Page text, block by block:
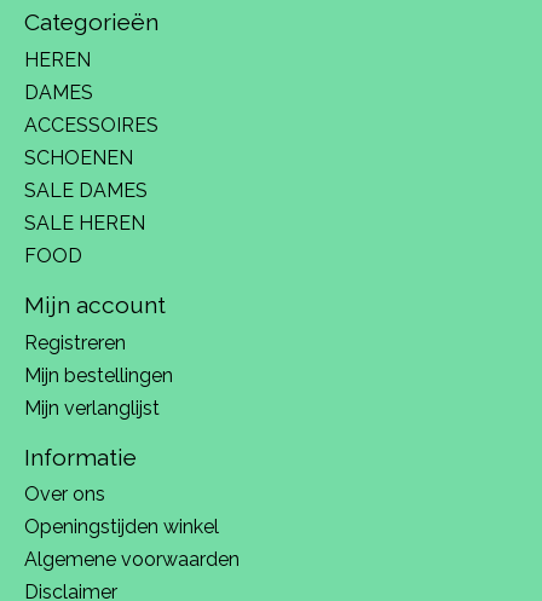
Categorieën
HEREN
DAMES
ACCESSOIRES
SCHOENEN
SALE DAMES
SALE HEREN
FOOD
Mijn account
Registreren
Mijn bestellingen
Mijn verlanglijst
Informatie
Over ons
Openingstijden winkel
Algemene voorwaarden
Disclaimer